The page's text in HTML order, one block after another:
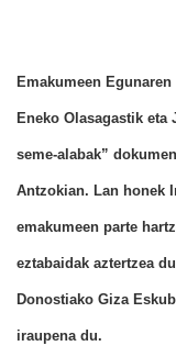
Emakumeen
Eneko Olasagastik eta
seme-alabak”
Antzokian. Lan honek
emakumeen parte
eztabaidak aztertzea
Donostiako Giza
iraupena du.